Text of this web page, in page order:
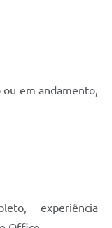
ou em andamento,
experiência